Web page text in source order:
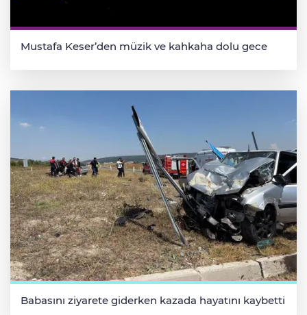
Mustafa Keser’den müzik ve kahkaha dolu gece
Babasını ziyarete giderken kazada hayatını kaybetti